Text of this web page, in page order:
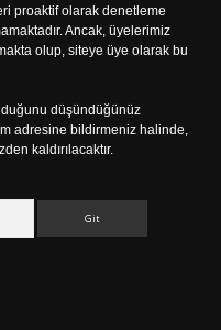
proaktif olarak denetleme
Ancak, üyelerimiz
olup, siteye üye olarak bu
düşündüğünüz
adresine bildirmeniz halinde,
kaldırılacaktır.